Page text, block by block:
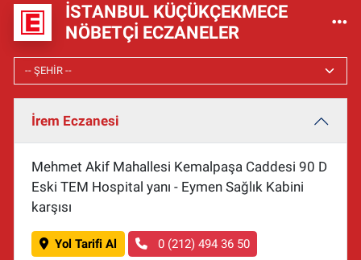
İSTANBUL KÜÇÜKÇEKMECE
NÖBETÇI ECZANELER
İrem Eczanesi
Mehmet Akif Mahallesi Kemalpaşa Caddesi 90 D
Eski TEM Hospital yanı - Eymen Sağlık Kabini
karşısı
Yol Tarifi Al 0 (212) 494 36 50